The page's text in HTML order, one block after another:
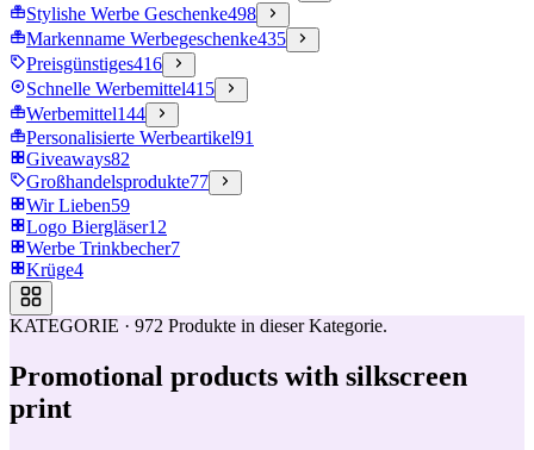
Stylishe Werbe Geschenke498
Markenname Werbegeschenke435
Preisgünstiges416
Schnelle Werbemittel415
Werbemittel144
Personalisierte Werbeartikel91
Giveaways82
Großhandelsprodukte77
Wir Lieben59
Logo Biergläser12
Werbe Trinkbecher7
Krüge4
KATEGORIE · 972 Produkte in dieser Kategorie.
Promotional products with silkscreen
print